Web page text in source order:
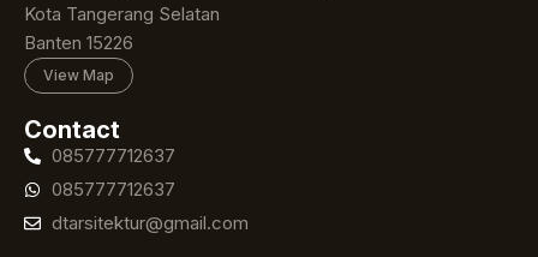
Kota Tangerang Selatan
Banten 15226
View Map
Contact
085777712637
085777712637
dtarsitektur@gmail.com